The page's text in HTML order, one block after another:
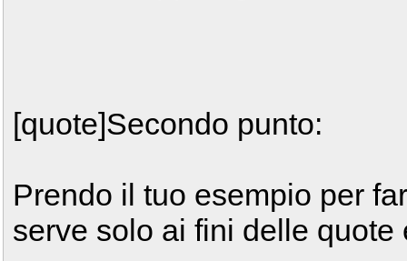
[quote]Secondo punto:
Prendo il tuo esempio per
serve solo ai fini delle